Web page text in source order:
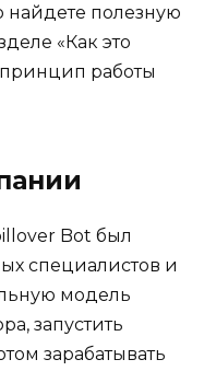
найдете полезную
«Как это
работы
Bot был
специалистов и
модель
запустить
зарабатывать